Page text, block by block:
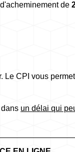
de
Le CPI vous
un délai qui